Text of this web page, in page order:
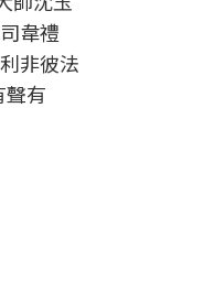
韋禮
非彼法
有